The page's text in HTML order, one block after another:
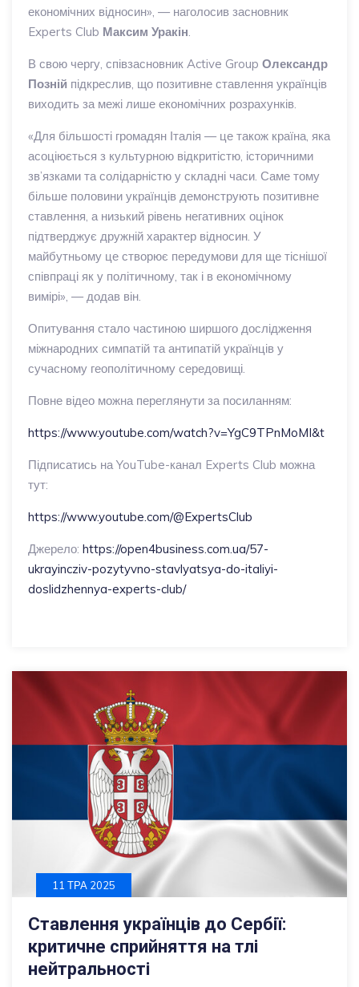
економічних відносин», — наголосив засновник
Experts Club Максим Уракін
В свою чергу, співзасновник Active Group Олександр
Позній підкреслив, що позитивне ставлення українців
виходить за межі лише економічних розрахунків.
«Для більшості громадян Італія — це також країна, яка
асоціюється з культурною відкритістю, історичними
зв’язками та солідарністю у складні часи. Саме тому
більше половини українців демонструють позитивне
ставлення, а низький рівень негативних оцінок
підтверджує дружній характер відносин. У
майбутньому це створює передумови для ще тіснішої
співпраці як у політичному, так і в економічному
вимірі», — додав він.
Опитування стало частиною ширшого дослідження
міжнародних симпатій та антипатій українців у
сучасному геополітичному середовищі.
Повне відео можна переглянути за посиланням:
https://www.youtube.com/watch?v=YgC9TPnMoMI&t
Підписатись на YouTube-канал Experts Club можна
тут:
https://www.youtube.com/@ExpertsClub
Джерело: https://open4business.com.ua/57-
ukrayincziv-pozytyvno-stavlyatsya-do-italiyi-
doslidzhennya-experts-club/
11 ТРА 2025
Ставлення українців до Сербії:
критичне сприйняття на тлі
нейтральності